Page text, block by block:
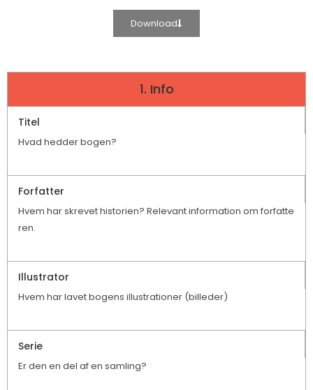
Download
1. Info
Titel
Hvad hedder bogen?
Forfatter
Hvem har skrevet historien? Relevant information om forfatte
ren.
Illustrator
Hvem har lavet bogens illustrationer (billeder)
Serie
Er den en del af en samling?